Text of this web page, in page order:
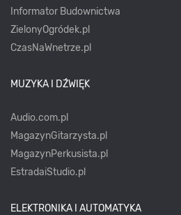
Informator Budownictwa
ZielonyOgródek.pl
CzasNaWnetrze.pl
MUZYKA I DŹWIĘK
Audio.com.pl
MagazynGitarzysta.pl
MagazynPerkusista.pl
EstradaiStudio.pl
ELEKTRONIKA I AUTOMATYKA